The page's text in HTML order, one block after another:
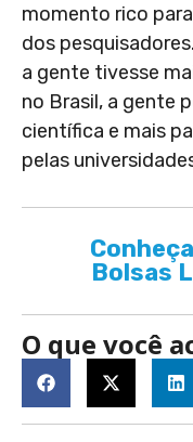
momento rico
dos
a gente tivesse
no Brasil, a gente
científica e mais
pelas
Bolsas
O que você